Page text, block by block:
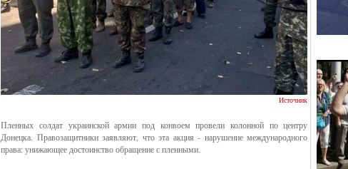
Источник
Пленных солдат украинской армии под конвоем провели колонной по центру
Донецка. Правозащитники заявляют, что эта акция - нарушение международного
права: унижающее достоинство обращение с пленными.